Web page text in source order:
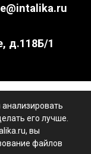
его лучше.
вы
файлов
д.118Б/1